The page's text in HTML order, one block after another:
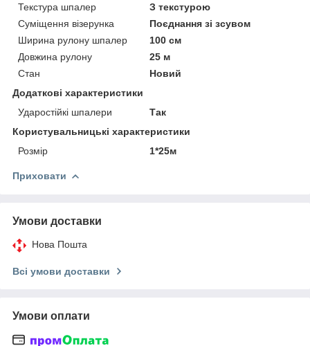
Текстура шпалер
З текстурою
Суміщення візерунка
Поєднання зі зсувом
Ширина рулону шпалер
100 см
Довжина рулону
25 м
Стан
Новий
Додаткові характеристики
Ударостійкі шпалери
Так
Користувальницькі характеристики
Розмір
1*25м
Приховати
Умови доставки
Нова Пошта
Всі умови доставки
Умови оплати